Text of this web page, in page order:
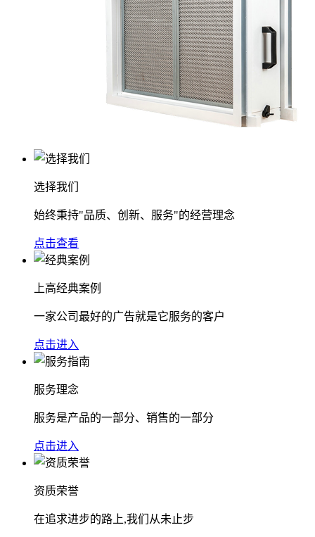
选择我们
始终秉持"品质、创新、服务"的经营理念
点击查看
上高经典案例
一家公司最好的广告就是它服务的客户
点击进入
服务理念
服务是产品的一部分、销售的一部分
点击进入
资质荣誉
在追求进步的路上,我们从未止步